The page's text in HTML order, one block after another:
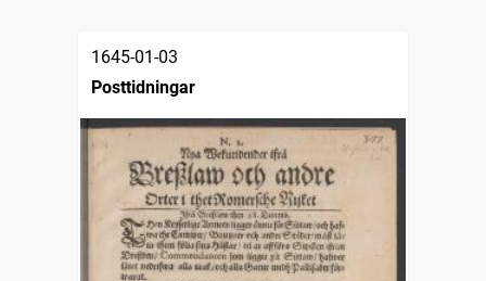
1645-01-03
Posttidningar